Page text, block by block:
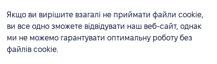
Якщо ви вирішите взагалі не приймати файли cookie,
ви все одно зможете відвідувати наш веб-сайт, однак
ми не можемо гарантувати оптимальну роботу без
файлів cookie.